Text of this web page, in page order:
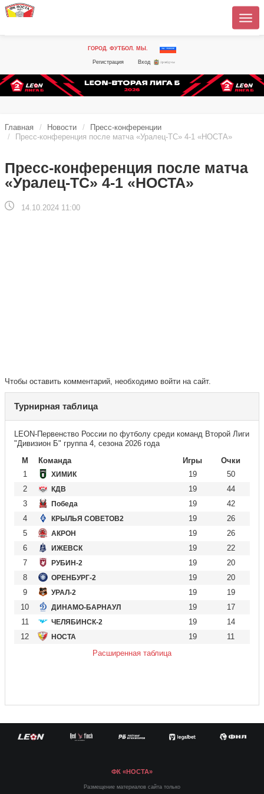
ГОРОД. ФУТБОЛ. МЫ.
Регистрация Вход
Главная Новости
Пресс-конференции
Пресс-конференция после матча «Уралец-ТС» 4-1 «НОСТА»
Пресс-конференция после матча
«Уралец-ТС» 4-1 «НОСТА»
14.10.2024 11:00
Чтобы оставить комментарий, необходимо войти на сайт.
Турнирная таблица
LEON-Первенство России по футболу среди команд Второй Лиги
"Дивизион Б" группа 4, сезона 2026 года
М
Команда Игры
Очки
1
ХИМИК 19
50
2
КДВ 19
44
3
Победа 19
42
4
КРЫЛЬЯ СОВЕТОВ2 19
26
5
АКРОН 19
26
6
ИЖЕВСК 19
22
7
РУБИН-2 19
20
8
ОРЕНБУРГ-2 19
20
9
УРАЛ-2 19
19
10
ДИНАМО-БАРНАУЛ 19
17
11
ЧЕЛЯБИНСК-2 19
14
12
НОСТА 19
11
Расширенная таблица
ФК «НОСТА»
Размещение материалов сайта только